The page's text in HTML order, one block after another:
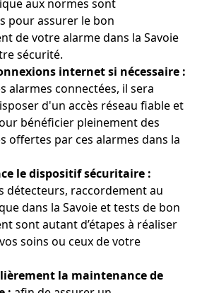
aux normes sont
pour assurer le bon
de votre alarme dans la Savoie
sécurité.
internet si nécessaire :
alarmes connectées, il sera
d'un accès réseau fiable et
bénéficier pleinement des
offertes par ces alarmes dans la
le dispositif sécuritaire :
détecteurs, raccordement au
dans la Savoie et tests de bon
sont autant d’étapes à réaliser
soins ou ceux de votre
la maintenance de